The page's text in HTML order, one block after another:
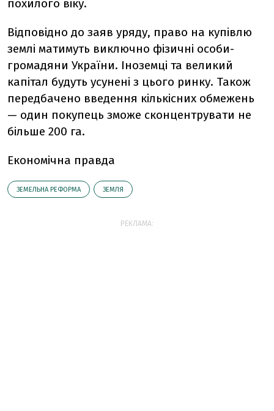
похилого віку.
Відповідно до заяв уряду, право на купівлю
землі матимуть виключно фізичні особи-
громадяни України. Іноземці та великий
капітал будуть усунені з цього ринку. Також
передбачено введення кількісних обмежень
— один покупець зможе сконцентрувати не
більше 200 га.
Економічна правда
ЗЕМЕЛЬНА РЕФОРМА ЗЕМЛЯ
РЕКЛАМА: